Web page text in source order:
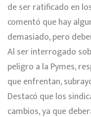
de ser ratificado en
comentó que hay
demasiado, pero
Al ser interrogado
peligro a la Pymes,
que enfrentan,
Destacó que los
cambios, ya que